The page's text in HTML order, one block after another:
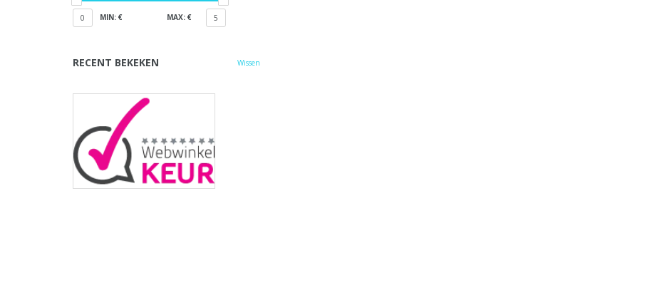
0 MIN: € MAX: € 5
RECENT BEKEKEN Wissen